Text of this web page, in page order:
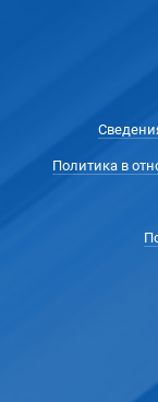
Политика в